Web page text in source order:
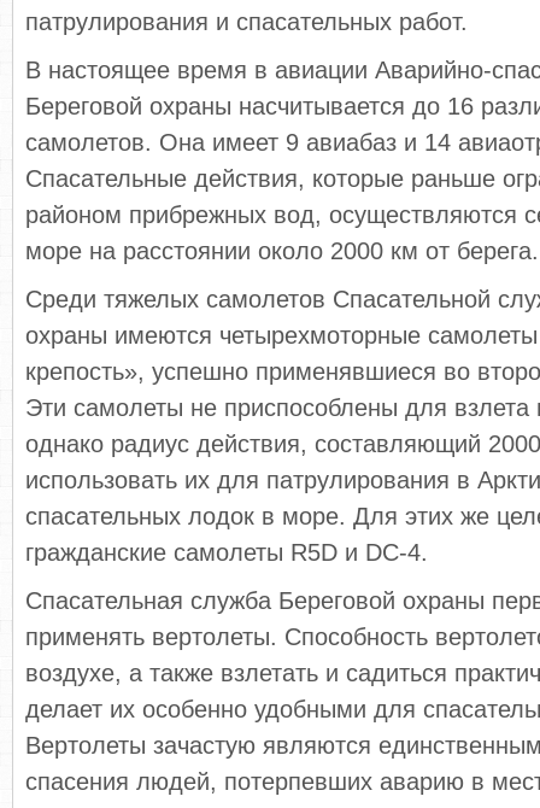
патрулирования и спасательных работ.
В настоящее время в авиации Аварийно-
Береговой охраны насчитывается до 16
самолетов. Она имеет 9 авиабаз и 14
Спасательные действия, которые раньше
районом прибрежных вод, осуществляются
море на расстоянии около 2000 км от берега.
Среди тяжелых самолетов Спасательной
охраны имеются четырехмоторные
крепость», успешно применявшиеся во
Эти самолеты не приспособлены для взлета
однако радиус действия, составляющий
использовать их для патрулирования в
спасательных лодок в море. Для этих же
гражданские самолеты R5D и DC-4.
Спасательная служба Береговой охраны
применять вертолеты. Способность
воздухе, а также взлетать и садиться
делает их особенно удобными для
Вертолеты зачастую являются
спасения людей, потерпевших аварию в